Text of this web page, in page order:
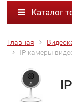
Каталог
Главная
IP камеры